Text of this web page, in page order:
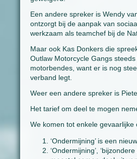
Een andere spreker is Wendy
ontzorgt bij de aanpak van
werkzaam als teamchef bij de
Maar ook Kas Donkers die
Outlaw Motorcycle Gangs
motorbendes, want er is nog
verband legt.
Weer een andere spreker is
Het tarief om deel te mogen
We komen tot enkele gevaarlijke
‘Ondermijning’ is een
‘Ondermijning’,